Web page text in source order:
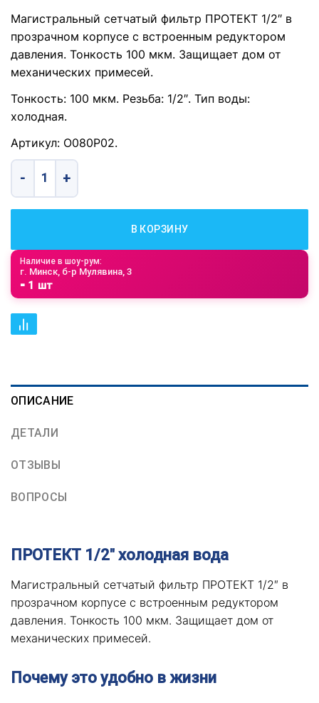
Магистральный сетчатый фильтр ПРОТЕКТ 1/2″ в
прозрачном корпусе с встроенным редуктором
давления. Тонкость 100 мкм. Защищает дом от
механических примесей.
Тонкость: 100 мкм. Резьба: 1/2″. Тип воды:
холодная.
Артикул: О080Р02.
Количество товара Фильтр механической очистки
В КОРЗИНУ
Наличие в шоу-рум:
г. Минск, б-р Мулявина, 3
⁃ 1 шт
ОПИСАНИЕ
ДЕТАЛИ
ОТЗЫВЫ
ВОПРОСЫ
ПРОТЕКТ 1/2″ холодная вода
Магистральный сетчатый фильтр ПРОТЕКТ 1/2″ в
прозрачном корпусе с встроенным редуктором
давления. Тонкость 100 мкм. Защищает дом от
механических примесей.
Почему это удобно в жизни